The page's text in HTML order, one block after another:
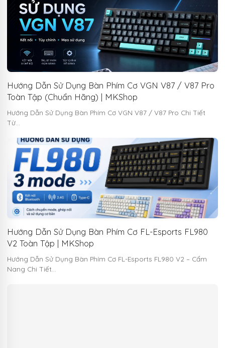
Hướng Dẫn Sử Dụng Bàn Phím Cơ VGN V87 / V87 Pro
Toàn Tập (Chuẩn Hãng) | MKShop
Hướng Dẫn Sử Dụng Bàn Phím Cơ VGN V87 / V87 Pro Chi Tiết
Từ…
Hướng Dẫn Sử Dụng Bàn Phím Cơ FL-Esports FL980
V2 Toàn Tập | MKShop
Hướng Dẫn Sử Dụng Bàn Phím Cơ FL-Esports FL980 V2 – Cẩm
Nang Chi Tiết…